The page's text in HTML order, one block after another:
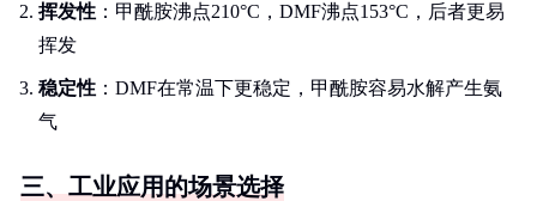
挥发性 ：甲酰胺沸点210°C，DMF沸点153°C，后者更易
挥发
稳定性 ：DMF在常温下更稳定，甲酰胺容易水解产生氨
气
三、工业应用的场景选择